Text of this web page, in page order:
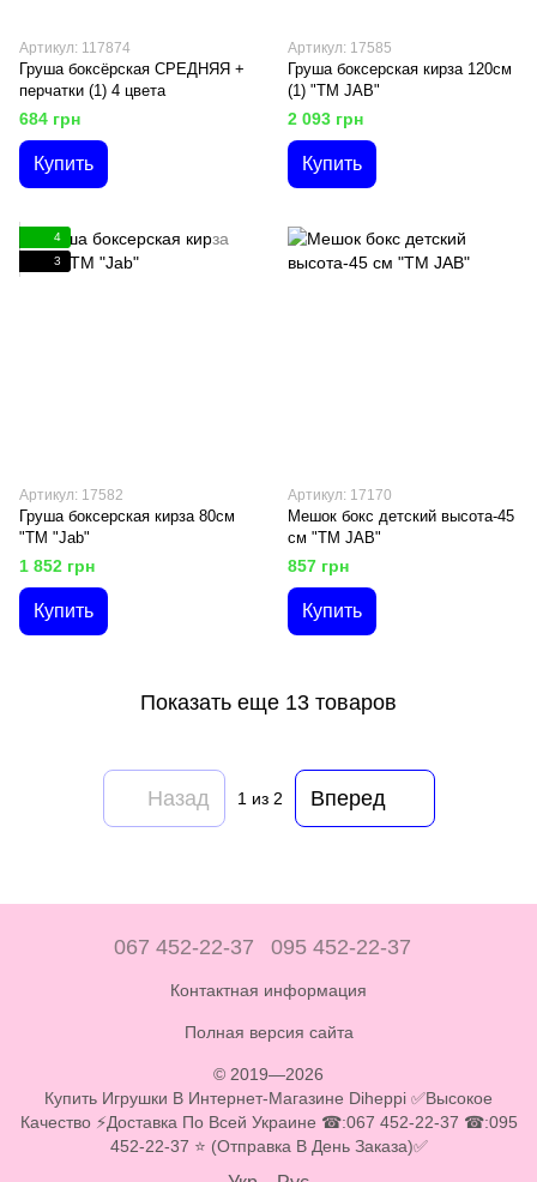
Артикул: 117874
Груша боксёрская СРЕДНЯЯ +
перчатки (1) 4 цвета
684 грн
Купить
Артикул: 17585
Груша боксерская кирза 120см
(1) "ТМ JAB"
2 093 грн
Купить
4
3
Артикул: 17582
Груша боксерская кирза 80см
"ТМ "Jab"
1 852 грн
Купить
Артикул: 17170
Мешок бокс детский высота-45
см "ТМ JAB"
857 грн
Купить
Показать еще 13 товаров
Назад 1 из 2 Вперед
067 452-22-37 095 452-22-37
Контактная информация
Полная версия сайта
© 2019—2026
Купить Игрушки В Интернет-Магазине Diheppi ✅Высокое
Качество ⚡Доставка По Всей Украине ☎:067 452-22-37 ☎:095
452-22-37 ⭐ (Отправка В День Заказа)✅